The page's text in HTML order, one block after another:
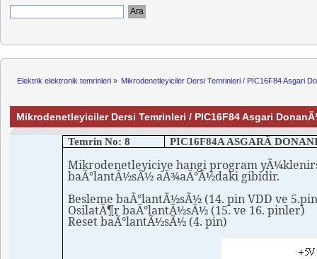
Elektrik elektronik temrinleri» Mikrodenetleyiciler Dersi Temrinleri / PIC16F84 Asgari
Mikrodenetleyiciler Dersi Temrinleri / PIC16F84 Asgari
Temrin No: 8 PIC16F84A ASGARÃ
Mikrodenetleyiciye hangi program
baÃ°lantÃ½sÃ½ aÃ¾aÃ°Ã½daki gibidir.
Besleme baÃ°lantÃ½sÃ½ (14.pinVDD ve
OsilatÃ¶rbaÃ°lantÃ½sÃ½ (15. ve 16.pinler)
ResetbaÃ°lantÃ½sÃ½ (4.pin)